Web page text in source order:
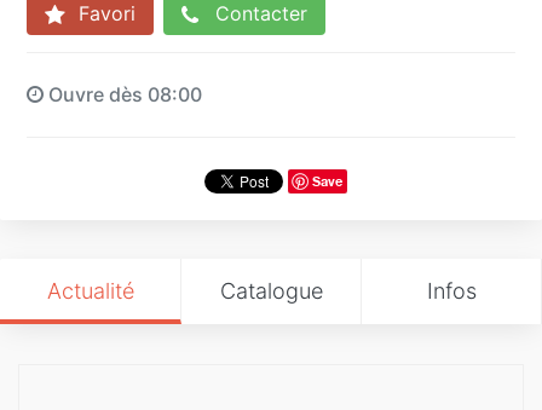
Favori Contacter
Ouvre dès 08:00
Save
Actualité Catalogue Infos